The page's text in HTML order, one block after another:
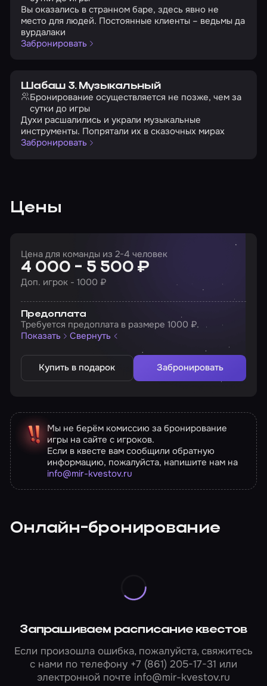
Вы оказались в странном баре, здесь явно не
место для людей. Постоянные клиенты – ведьмы да
вурдалаки
Забронировать
Шабаш 3. Музыкальный
Бронирование осуществляется не позже, чем за
сутки до игры
Духи расшалились и украли музыкальные
инструменты. Попрятали их в сказочных мирах
Забронировать
Цены
Цена для команды из 2-4 человек
4 000 - 5 500 ₽
Доп. игрок - 1000 ₽
Предоплата
Требуется предоплата в размере 1000 ₽.
Показать
Свернуть
Купить в подарок Забронировать
Мы не берём комиссию за бронирование
игры на сайте с игроков.
Если в квесте вам сообщили обратную
информацию, пожалуйста, напишите нам на
info@mir-kvestov.ru
Онлайн-бронирование
Запрашиваем расписание квестов
Если произошла ошибка, пожалуйста, свяжитесь
с нами по телефону +7 (861) 205-17-31 или
электронной почте info@mir-kvestov.ru